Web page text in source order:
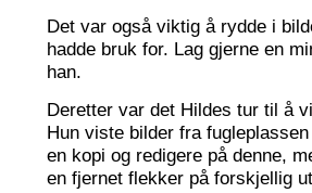
Det var også viktig å rydde i
hadde bruk for. Lag gjerne en
han.
Deretter var det Hildes tur til å
Hun viste bilder fra
en kopi og redigere på denne,
en fjernet flekker på forskjellig